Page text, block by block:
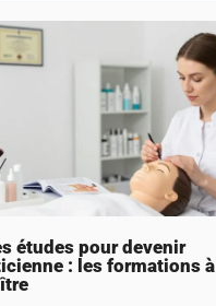
études pour devenir
: les formations à